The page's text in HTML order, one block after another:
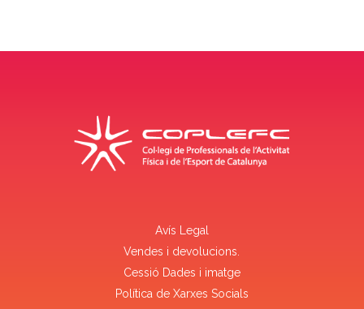
Avís Legal
Vendes i devolucions.
Cessió Dades i imatge
Política de Xarxes Socials